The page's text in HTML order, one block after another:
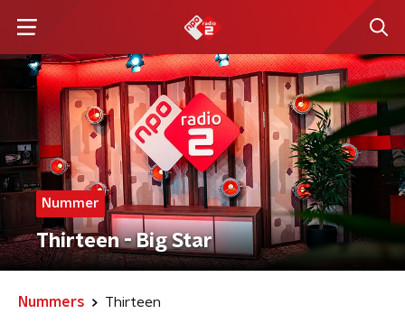
Nummer
Thirteen - Big Star
Nummers Thirteen